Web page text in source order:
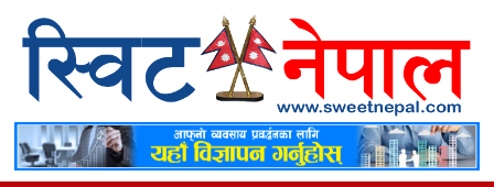
समाचार
स्थानीय
मनोरञ्जन